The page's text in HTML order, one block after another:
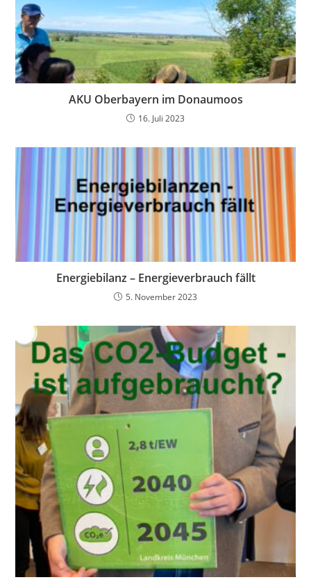
AKU Oberbayern im Donaumoos
16. Juli 2023
Energiebilanz – Energieverbrauch fällt
5. November 2023